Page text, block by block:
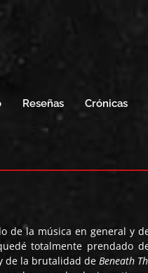
Reseñas Crónicas
de la música en general y
totalmente prendado
de la brutalidad deBeneath